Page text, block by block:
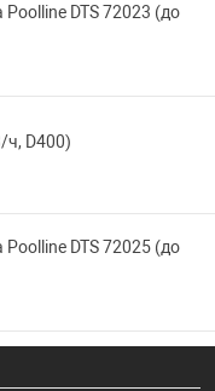
DTS 72023 (до
ч, D400)
DTS 72025 (до